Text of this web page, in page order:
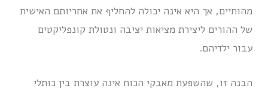
מהותיים, אך היא אינה יכולה להחליף את אחריותם האישית
של ההורים ליצירת מציאות יציבה ונטולת קונפליקטים
עבור ילדיהם.
הבנה זו, שהשפעת מאבקי הכוח אינה עוצרת בין כותלי